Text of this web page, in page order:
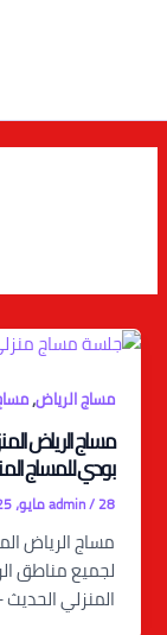
مساج الرياض,
بودي للمساج
admin/28 مايو، 2025
مساج الرياض
المنزلي